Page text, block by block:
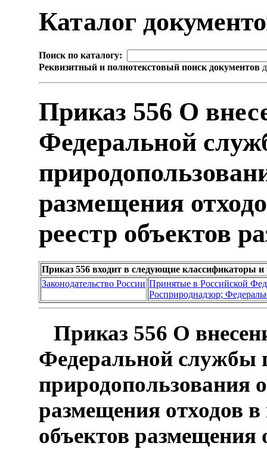
Каталог
Поиск по каталогу:
Реквизитный и полнотекстовый поиск документов
Приказ 556 О
Федеральной
размещения
реестр объектов
Приказ 556 входит в следующие классификаторы и
Законодательство России Принятые в Российской
Росприроднадзор;
Приказ 556 О
Федеральной службы
природопользования
размещения отходов в
объектов размещения